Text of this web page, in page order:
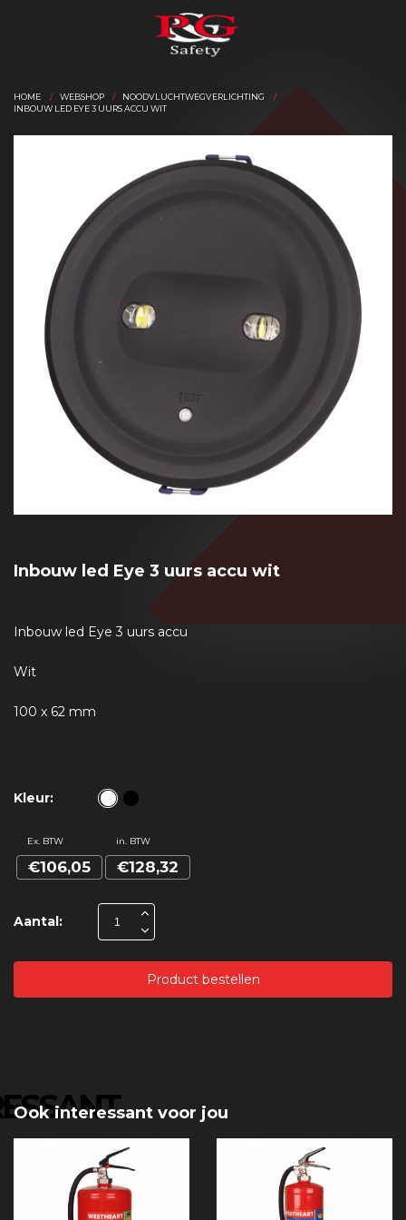
HOME WEBSHOP
NOODVLUCHTWEGVERLICHTING
INBOUW LED EYE 3 UURS ACCU WIT
Inbouw led Eye 3 uurs accu wit
Inbouw led Eye 3 uurs accu
Wit
100 x 62 mm
Kleur:
Aantal:
Ex. BTW in. BTW
€106,05 €128,32
Product bestellen
Ook interessant voor jou